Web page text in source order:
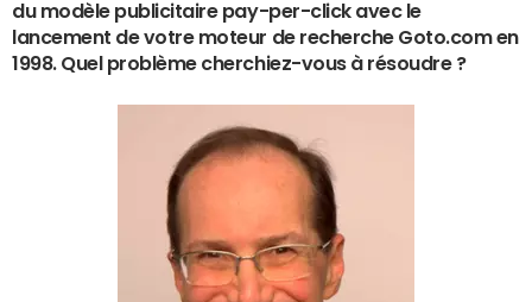
du modèle publicitaire pay-per-click avec le
lancement de votre moteur de recherche Goto.com en
1998. Quel problème cherchiez-vous à résoudre ?